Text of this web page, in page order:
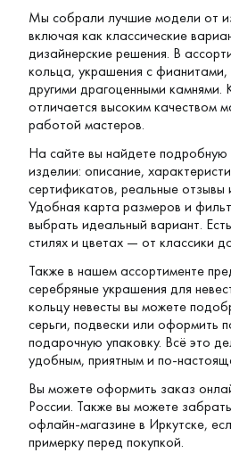
Мы собрали лучшие модели от
включая как классические
дизайнерские решения. В
кольца, украшения с
другими драгоценными камнями.
отличается высоким качеством
работой мастеров.
На сайте вы найдете
изделии: описание,
сертификатов, реальные отзывы
Удобная карта размеров и
выбрать идеальный вариант.
стилях и цветах — от классики
Также в нашем ассортименте
серебряные украшения для
кольцу невесты вы можете
серьги, подвески или оформить
подарочную упаковку. Всё это
удобным, приятным и по-
Вы можете оформить заказ
России. Также вы можете
офлайн-магазине в Иркутске,
примерку перед покупкой.